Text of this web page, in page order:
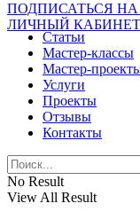
ПОДПИСАТЬСЯ
ЛИЧНЫЙ КАБИНЕТ
Статьи
Мастер-классы
Мастер-
Услуги
Проекты
Отзывы
Контакты
No Result
View All Result